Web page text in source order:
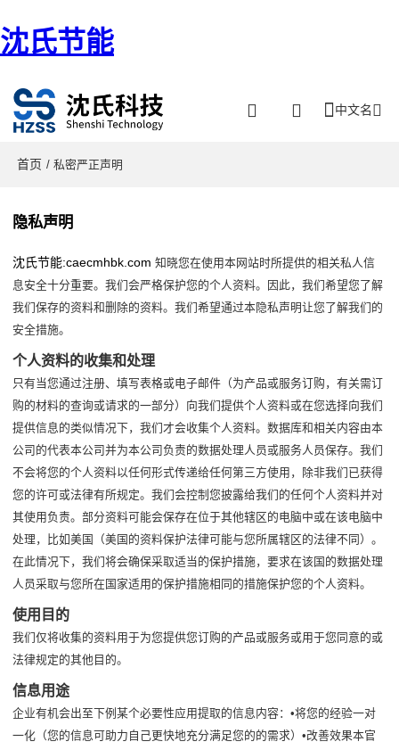
沈氏节能
中文名
首页 / 私密严正声明
隐私声明
沈氏节能:caecmhbk.com 知晓您在使用本网站时所提供的相关私人信
息安全十分重要。我们会严格保护您的个人资料。因此，我们希望您了解
我们保存的资料和删除的资料。我们希望通过本隐私声明让您了解我们的
安全措施。
个人资料的收集和处理
只有当您通过注册、填写表格或电子邮件（为产品或服务订购，有关需订
购的材料的查询或请求的一部分）向我们提供个人资料或在您选择向我们
提供信息的类似情况下，我们才会收集个人资料。数据库和相关内容由本
公司的代表本公司并为本公司负责的数据处理人员或服务人员保存。我们
不会将您的个人资料以任何形式传递给任何第三方使用，除非我们已获得
您的许可或法律有所规定。我们会控制您披露给我们的任何个人资料并对
其使用负责。部分资料可能会保存在位于其他辖区的电脑中或在该电脑中
处理，比如美国（美国的资料保护法律可能与您所属辖区的法律不同）。
在此情况下，我们将会确保采取适当的保护措施，要求在该国的数据处理
人员采取与您所在国家适用的保护措施相同的措施保护您的个人资料。
使用目的
我们仅将收集的资料用于为您提供您订购的产品或服务或用于您同意的或
法律规定的其他目的。
信息用途
企业有机会出至下例某个必要性应用提取的信息内容：•将您的经验一对
一化（您的信息可助力自己更快地充分满足您的的需求）•改善效果本官